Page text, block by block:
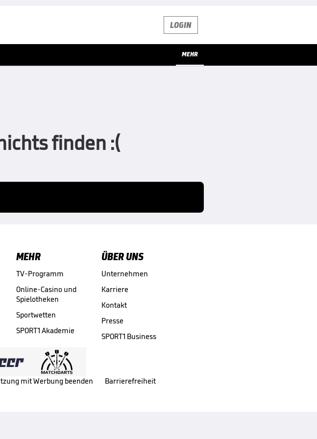
LOGIN
MEHR
finden :(
MEHR
TV-Programm
Online-Casino und
Spielotheken
Sportwetten
SPORT1 Akademie
ÜBER UNS
Unternehmen
Karriere
Kontakt
Presse
SPORT1 Business
mit Werbung beenden Barrierefreiheit